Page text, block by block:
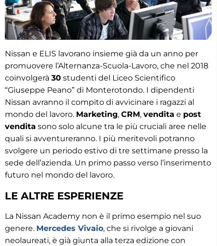
Nissan e ELIS lavorano insieme già da un anno per
promuovere l’Alternanza-Scuola-Lavoro, che nel 2018
coinvolgerà 30 studenti del Liceo Scientifico
“Giuseppe Peano” di Monterotondo. I dipendenti
Nissan avranno il compito di avvicinare i ragazzi al
mondo del lavoro. Marketing, CRM, vendita e post
vendita sono solo alcune tra le più cruciali aree nelle
quali si avventureranno. I più meritevoli potranno
svolgere un periodo estivo di tre settimane presso la
sede dell’azienda. Un primo passo verso l’inserimento
futuro nel mondo del lavoro.
LE ALTRE ESPERIENZE
La Nissan Academy non è il primo esempio nel suo
genere. Mercedes Vivaio, che si rivolge a giovani
neolaureati, è già giunta alla terza edizione con